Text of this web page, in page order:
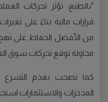
"بالطبع، تؤثر تحركات
قرارات مالية بناءً على
من الأفضل الحفاظ على
محاولة توقع تحركات سوق
كما نصحت بعدم التسرع
المدخرات والاستثمارات